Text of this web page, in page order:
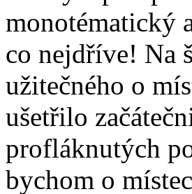
monotématický
co nejdříve! Na
užitečného o
ušetřilo
profláknutých
bychom o